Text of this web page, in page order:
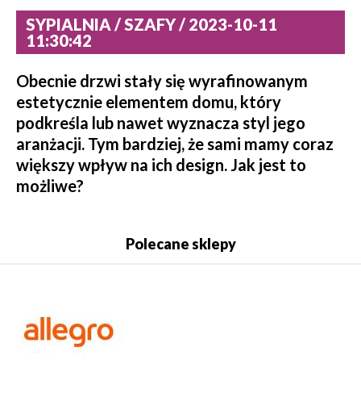
SYPIALNIA / SZAFY / 2023-10-11
11:30:42
Obecnie drzwi stały się wyrafinowanym
estetycznie elementem domu, który
podkreśla lub nawet wyznacza styl jego
aranżacji. Tym bardziej, że sami mamy coraz
większy wpływ na ich design. Jak jest to
możliwe?
Polecane sklepy